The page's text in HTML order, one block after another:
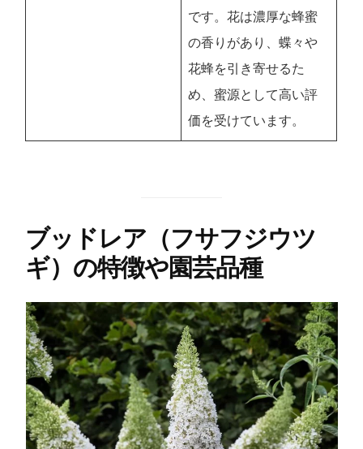
です。花は濃厚な蜂蜜
の香りがあり、蝶々や
花蜂を引き寄せるた
め、蜜源として高い評
価を受けています。
ブッドレア（フサフジウツ
ギ）の特徴や園芸品種